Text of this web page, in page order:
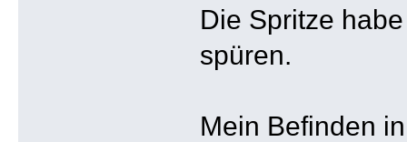
Die Spritze
spüren.
Mein Befinden